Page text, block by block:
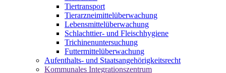
Tiertransport
Tierarzneimittelüberwachung
Lebensmittelüberwachung
Schlachttier- und Fleischhygiene
Trichinenuntersuchung
Futtermittelüberwachung
Aufenthalts- und Staatsangehörigkeitsrecht
Kommunales Integrationszentrum